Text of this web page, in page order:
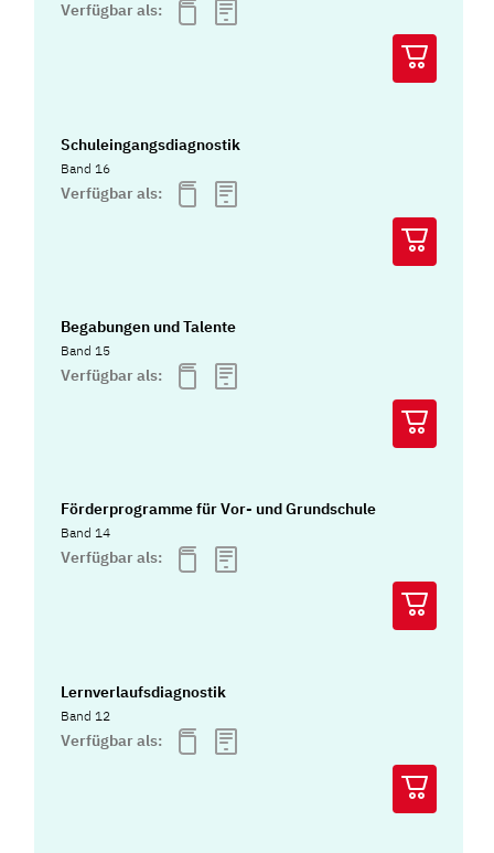
Verfügbar als:
Schuleingangsdiagnostik
Band 16
Verfügbar als:
Begabungen und Talente
Band 15
Verfügbar als:
Förderprogramme für Vor- und Grundschule
Band 14
Verfügbar als:
Lernverlaufsdiagnostik
Band 12
Verfügbar als: